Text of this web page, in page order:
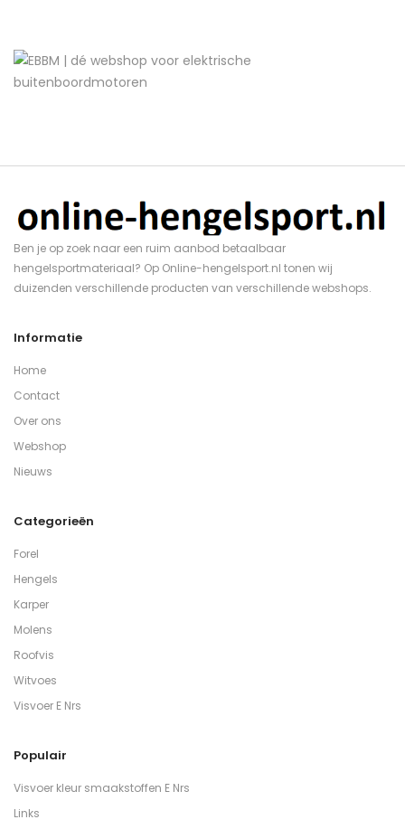
Ben je op zoek naar een ruim aanbod betaalbaar
hengelsportmateriaal? Op Online-hengelsport.nl tonen wij
duizenden verschillende producten van verschillende webshops.
Informatie
Home
Contact
Over ons
Webshop
Nieuws
Categorieën
Forel
Hengels
Karper
Molens
Roofvis
Witvoes
Visvoer E Nrs
Populair
Visvoer kleur smaakstoffen E Nrs
Links